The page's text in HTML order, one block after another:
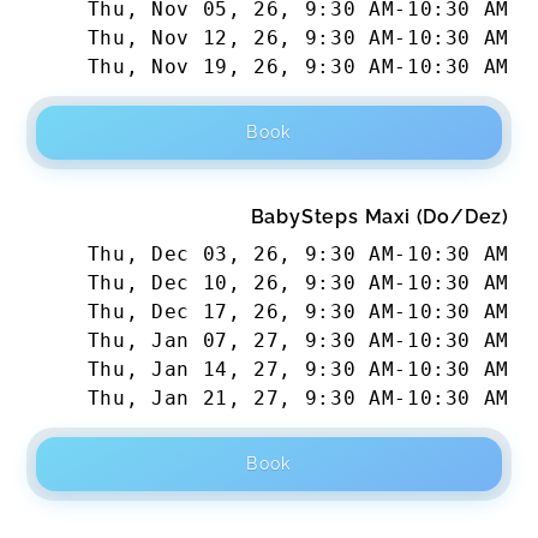
Der Kurs bei Alina hat wieder sehr Spass
gemacht und der nächste Kurs ist natürlich
schon gebucht :) Vielen Dank!
Nov 24
Alina gestaltet jeden Kurs super liebevoll. Sie
bringt nicht nur jede Woche sondern auch
während des Kurses viel Abwechslung damit die
Kleinen immer was neues zum Entdecken haben.
Auch die Themen sind immer richtig informativ
und es findet ein toller Austausch statt Wir
haben bereits mehrere Kurse von ihr besucht und
sind in Zukunft gerne weiter dabei.
Thu, Nov 05, 26 , 9:30 AM - 10:30 AM
Thu, Nov 12, 26 , 9:30 AM - 10:30 AM
Thu, Nov 19, 26 , 9:30 AM - 10:30 AM
Book
BabySteps Maxi (Do/Dez)
Thu, Dec 03, 26 , 9:30 AM- 10:30 AM
Thu, Dec 10, 26 , 9:30 AM- 10:30 AM
Thu, Dec 17, 26 , 9:30 AM- 10:30 AM
Thu, Jan 07, 27 , 9:30 AM- 10:30 AM
Thu, Jan 14, 27 , 9:30 AM- 10:30 AM
Thu, Jan 21, 27 , 9:30 AM- 10:30 AM
Book